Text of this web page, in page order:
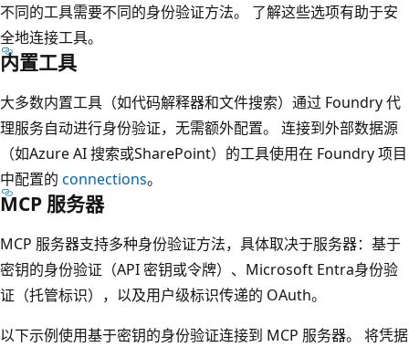
不同的工具需要不同的身份验证方法。 了解这些选项有助于安
全地连接工具。
内置工具
大多数内置工具（如代码解释器和文件搜索）通过 Foundry 代
理服务自动进行身份验证，无需额外配置。 连接到外部数据源
（如Azure AI 搜索或SharePoint）的工具使用在 Foundry 项目
中配置的 connections。
MCP 服务器
MCP 服务器支持多种身份验证方法，具体取决于服务器：基于
密钥的身份验证（API 密钥或令牌）、Microsoft Entra身份验
证（托管标识），以及用户级标识传递的 OAuth。
以下示例使用基于密钥的身份验证连接到 MCP 服务器。 将凭据